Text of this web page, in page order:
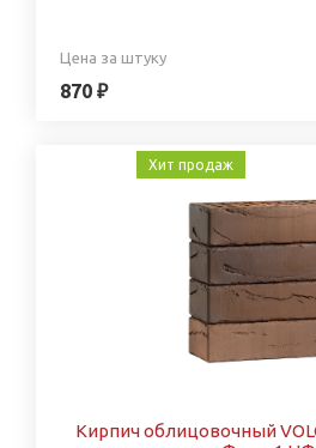
Цена за штуку
870 ₽
Хит продаж
Кирпич облицовочный